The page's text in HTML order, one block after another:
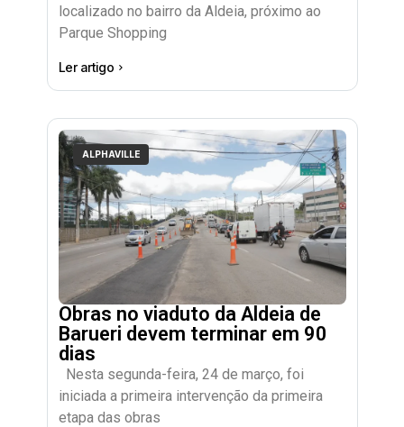
localizado no bairro da Aldeia, próximo ao
Parque Shopping
Ler artigo
ALPHAVILLE
Obras no viaduto da Aldeia de
Barueri devem terminar em 90
dias
Nesta segunda-feira, 24 de março, foi
iniciada a primeira intervenção da primeira
etapa das obras